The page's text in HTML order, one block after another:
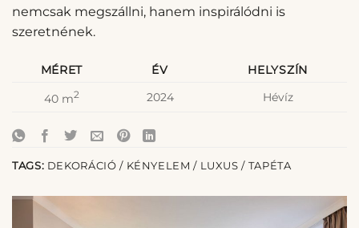
nemcsak megszállni, hanem inspirálódni is
szeretnének.
MÉRET ÉV
HELYSZÍN
40 m2 2024 Hévíz
TAGS: DEKORÁCIÓ / KÉNYELEM / LUXUS / TAPÉTA